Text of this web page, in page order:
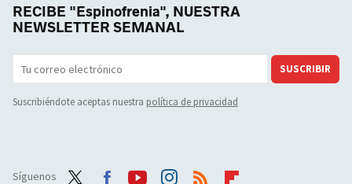
RECIBE "Espinofrenia", NUESTRA
NEWSLETTER SEMANAL
SUSCRIBIR
Suscribiéndote aceptas nuestra política de privacidad
Síguenos